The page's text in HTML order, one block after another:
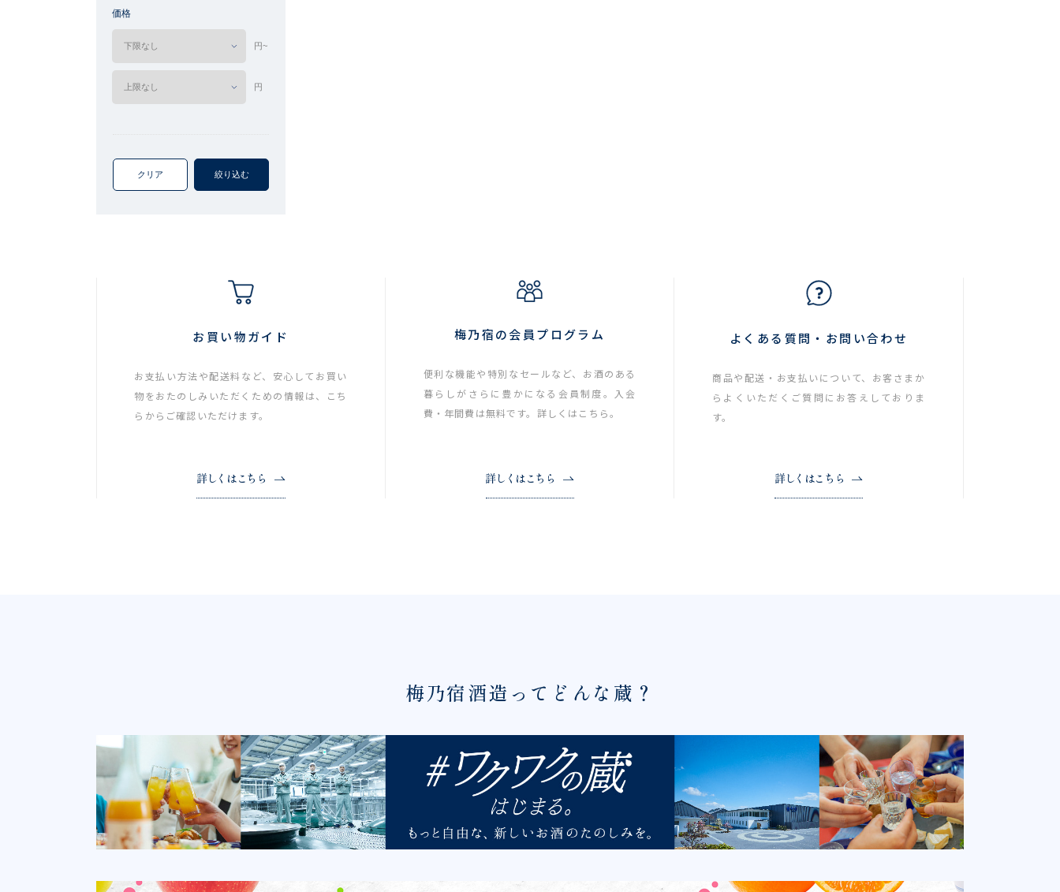
価格
円~
円
クリア 絞り込む
お買い物ガイド
お支払い方法や配送料など、安心してお買い
物をおたのしみいただくための情報は、こち
らからご確認いただけます。
詳しくはこちら
梅乃宿の会員プログラム
便利な機能や特別なセールなど、お酒のある
暮らしがさらに豊かになる会員制度。入会
費・年間費は無料です。詳しくはこちら。
詳しくはこちら
よくある質問・お問い合わせ
商品や配送・お支払いについて、お客さまか
らよくいただくご質問にお答えしておりま
す。
詳しくはこちら
梅乃宿酒造ってどんな蔵？